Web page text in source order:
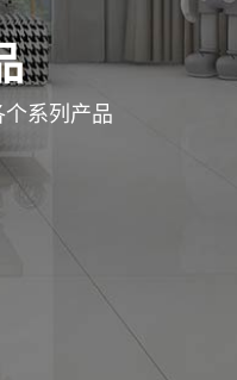
系列产品